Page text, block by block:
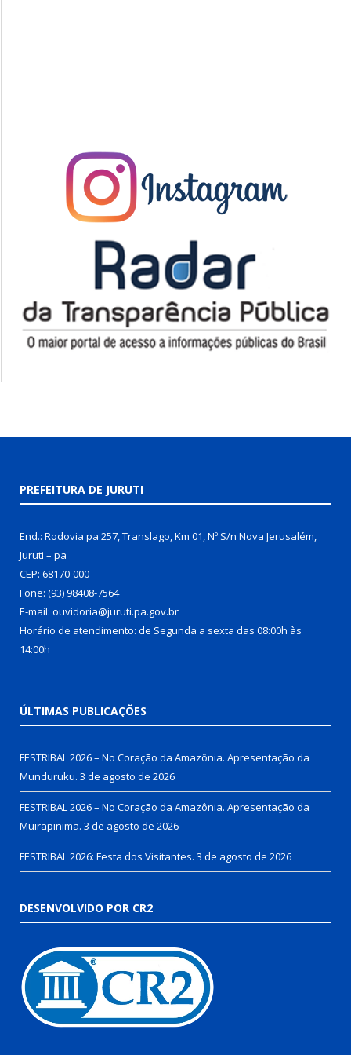
PREFEITURA DE JURUTI
End.: Rodovia pa 257, Translago, Km 01, Nº S/n Nova Jerusalém,
Juruti – pa
CEP: 68170-000
Fone: (93) 98408-7564
E-mail: ouvidoria@juruti.pa.gov.br
Horário de atendimento: de Segunda a sexta das 08:00h às
14:00h
ÚLTIMAS PUBLICAÇÕES
FESTRIBAL 2026 – No Coração da Amazônia. Apresentação da
Munduruku. 3 de agosto de 2026
FESTRIBAL 2026 – No Coração da Amazônia. Apresentação da
Muirapinima. 3 de agosto de 2026
FESTRIBAL 2026: Festa dos Visitantes. 3 de agosto de 2026
DESENVOLVIDO POR CR2